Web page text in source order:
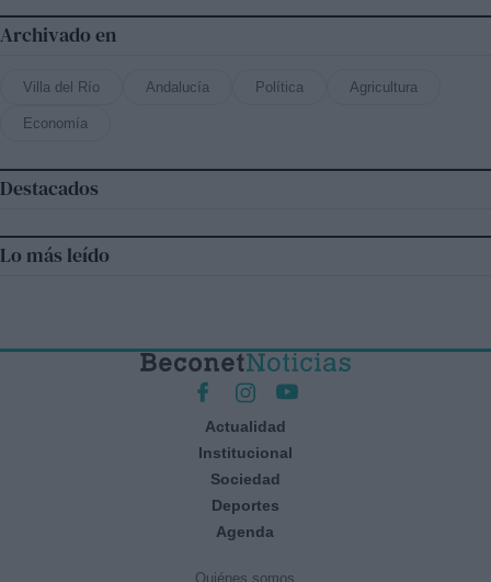
Archivado en
Villa del Río Andalucía Política Agricultura
Economía
Destacados
Lo más leído
Actualidad
Institucional
Sociedad
Deportes
Agenda
Quiénes somos